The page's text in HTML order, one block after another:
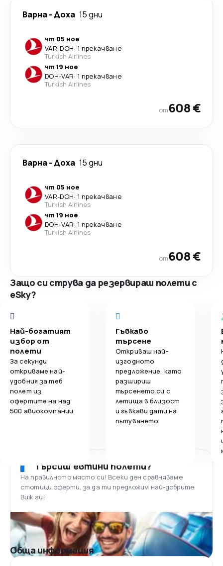
Варна- Доха 15 дни
чт 05 ное
VAR-DOH· 1 прекачване
Turkish Airlines
чт 19 ное
DOH-VAR· 1 прекачване
Turkish Airlines
от608 €
Варна- Доха 15 дни
чт 05 ное
VAR-DOH· 1 прекачване
Turkish Airlines
чт 19 ное
DOH-VAR· 1 прекачване
Turkish Airlines
от608 €
Защо си струва да резервираш полети с
eSky?
Най-богатият
избор от
полети
За секунди
откриваме най-
удобния за теб
полет из
офертите на над
500 авиокомпании.
Гъвкаво
търсене
Откриваш най-
изгодното
предложение, като
разшириш
търсенето си с
летища в близост
и гъвкави дати на
пътуването.
Търсиш евтини полети?
На правилното място си! Всеки ден сравняваме
стотици оферти, за да ти предложим най-добрите.
Виж ги!
Обща информация